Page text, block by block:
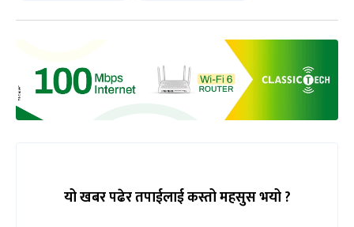
यो खबर पढेर तपाईलाई कस्तो महसुस भयो ?